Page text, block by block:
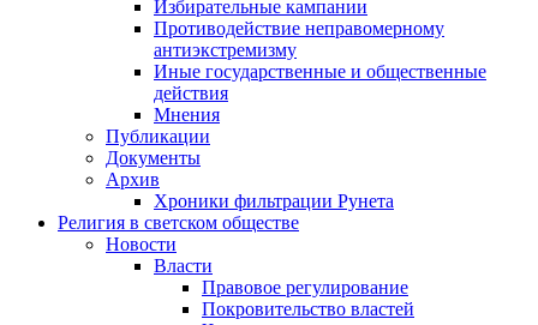
Избирательные кампании
Противодействие неправомерному
антиэкстремизму
Иные государственные и общественные
действия
Мнения
Публикации
Документы
Архив
Хроники фильтрации Рунета
Религия в светском обществе
Новости
Власти
Правовое регулирование
Покровительство властей